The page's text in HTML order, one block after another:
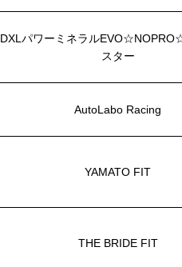
DXLパワーミネラル
スター
AutoLabo Racing
YAMATO FIT
THE BRIDE FIT